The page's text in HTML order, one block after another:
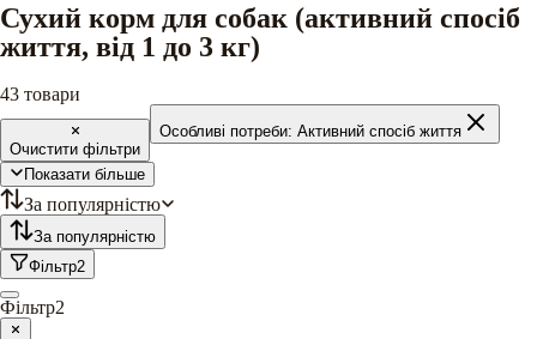
Сухий корм для собак (активний спосіб
життя, від 1 до 3 кг)
43 товари
Очистити фільтри
Особливі потреби: Активний спосіб життя
Показати більше
За популярністю
За популярністю
Фільтр2
Фільтр2